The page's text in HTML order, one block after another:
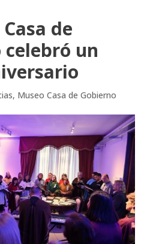
de
celebró un
, Museo Casa de Gobierno